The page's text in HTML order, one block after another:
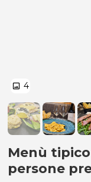
image 4
Menu
Menù
persone